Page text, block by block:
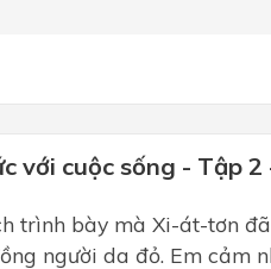
với cuộc sống - Tập 2
trình bày mà Xi-át-tơn
người da đỏ. Em cảm